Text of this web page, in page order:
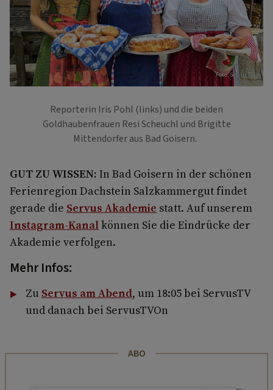
Foto: ServusTV
Reporterin Iris Pohl (links) und die beiden
Goldhaubenfrauen Resi Scheuchl und Brigitte
Mittendorfer aus Bad Goisern.
GUT ZU WISSEN: In Bad Goisern in der schönen
Ferienregion Dachstein Salzkammergut findet
gerade die Servus Akademie statt. Auf unserem
Instagram-Kanalkönnen Sie die Eindrücke der
Akademie verfolgen.
Mehr Infos:
Zu Servus am Abend, um 18:05 bei ServusTV
und danach bei ServusTVOn
ABO